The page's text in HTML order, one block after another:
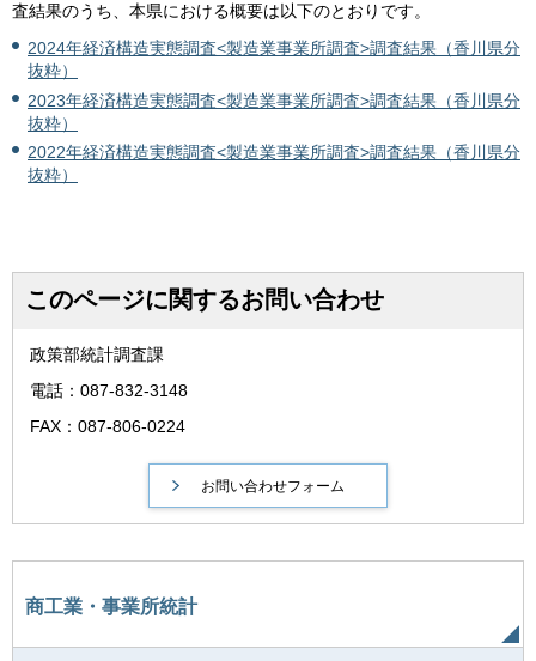
査結果のうち、本県における概要は以下のとおりです。
2024年経済構造実態調査<製造業事業所調査>調査結果（香川県分
抜粋）
2023年経済構造実態調査<製造業事業所調査>調査結果（香川県分
抜粋）
2022年経済構造実態調査<製造業事業所調査>調査結果（香川県分
抜粋）
このページに関するお問い合わせ
政策部統計調査課
電話：087-832-3148
FAX：087-806-0224
商工業・事業所統計